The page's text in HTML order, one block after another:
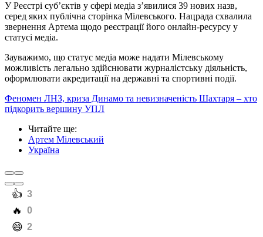
У Реєстрі суб’єктів у сфері медіа з’явилися 39 нових назв,
серед яких публічна сторінка Мілевського. Нацрада схвалила
звернення Артема щодо реєстрації його онлайн-ресурсу у
статусі медіа.
Зауважимо, що статус медіа може надати Мілевському
можливість легально здійснювати журналістську діяльність,
оформлювати акредитації на державні та спортивні події.
Феномен ЛНЗ, криза Динамо та невизначеність Шахтаря – хто
підкорить вершину УПЛ
Читайте ще:
Артем Мілевський
Україна
️👍 3
️🔥 0
️😄 2